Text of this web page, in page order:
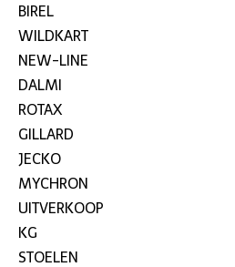
BIREL
WILDKART
NEW-LINE
DALMI
ROTAX
GILLARD
JECKO
MYCHRON
UITVERKOOP
KG
STOELEN